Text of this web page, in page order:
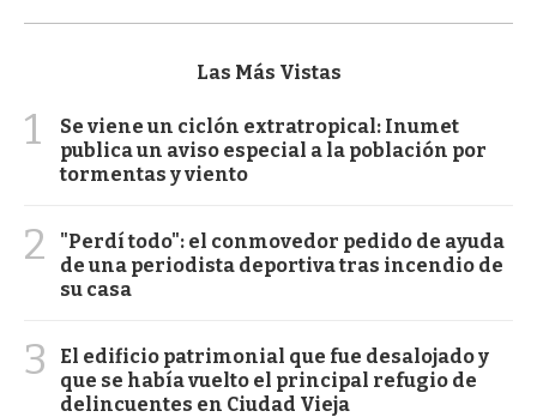
Las Más Vistas
1
Se viene un ciclón extratropical: Inumet
publica un aviso especial a la población por
tormentas y viento
2
"Perdí todo": el conmovedor pedido de ayuda
de una periodista deportiva tras incendio de
su casa
3
El edificio patrimonial que fue desalojado y
que se había vuelto el principal refugio de
delincuentes en Ciudad Vieja